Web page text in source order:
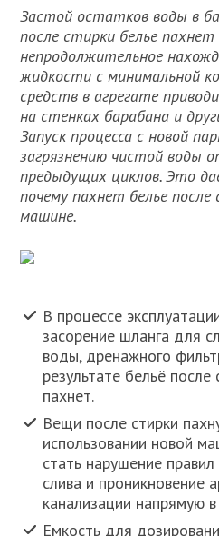
Застой остатков воды в
после стирки белье
непродолжительное
жидкости с минимальной
средств в агрегате
на стенках барабана и
Запуск процесса с новой
загрязнению чистой воды
предыдущих циклов. Это
почему пахнет белье
машине.
В процессе
засорение шланга для
воды, дренажного
результате бельё после
пахнет.
Вещи после стирки
использовании новой
стать нарушение
слива и проникновение
канализации напрямую
Емкость для